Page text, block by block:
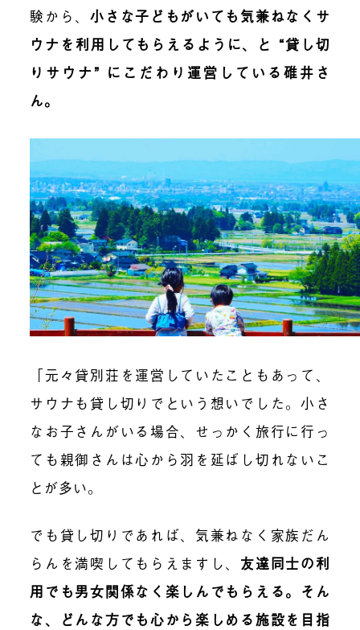
験から、小さな子どもがいても気兼ねなくサ
ウナを利用してもらえるように、と “貸し切
りサウナ” にこだわり運営している碓井さ
ん。
「元々貸別荘を運営していたこともあって、
サウナも貸し切りでという想いでした。小さ
なお子さんがいる場合、せっかく旅行に行っ
ても親御さんは心から羽を延ばし切れないこ
とが多い。
でも貸し切りであれば、気兼ねなく家族だん
らんを満喫してもらえますし、 友達同士の利
用でも男女関係なく楽しんでもらえる。そん
な、どんな方でも心から楽しめる施設を目指